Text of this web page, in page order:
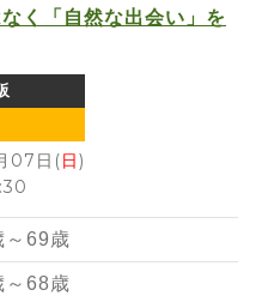
く「自然な出会い」を
07日(日)
～69歳
～68歳